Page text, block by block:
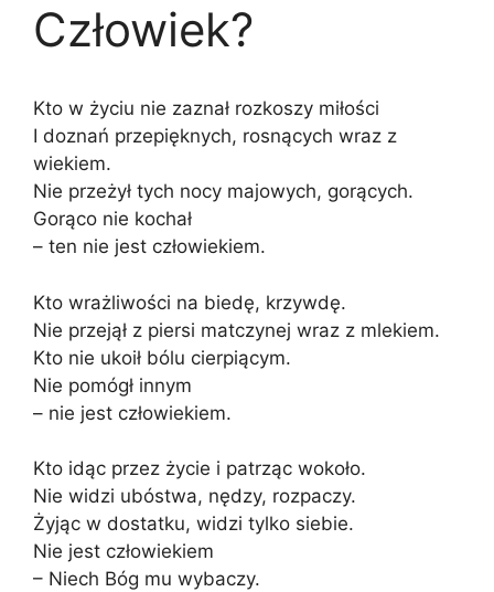
Człowiek?
Kto w życiu nie zaznał rozkoszy miłości
I doznań przepięknych, rosnących wraz z
wiekiem.
Nie przeżył tych nocy majowych, gorących.
Gorąco nie kochał
– ten nie jest człowiekiem.
Kto wrażliwości na biedę, krzywdę.
Nie przejął z piersi matczynej wraz z mlekiem.
Kto nie ukoił bólu cierpiącym.
Nie pomógł innym
– nie jest człowiekiem.
Kto idąc przez życie i patrząc wokoło.
Nie widzi ubóstwa, nędzy, rozpaczy.
Żyjąc w dostatku, widzi tylko siebie.
Nie jest człowiekiem
– Niech Bóg mu wybaczy.